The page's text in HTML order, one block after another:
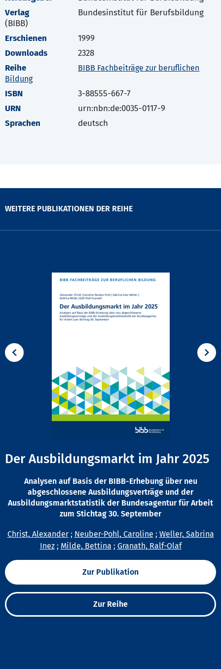
Verlag
Bundesinstitut für Berufsbildung
(BIBB)
Erschienen
1999
Downloads
2328
Reihe
BIBB Fachbeiträge zur beruflichen
Bildung
ISBN
3-88555-667-7
URN
urn:nbn:de:0035-0117-9
Sprachen
deutsch
WEITERE PUBLIKATIONEN DER REIHE
Der Ausbildungsmarkt im Jahr 2025
Analysen auf Basis der BIBB-Erhebung über neu
abgeschlossene Ausbildungsverträge und der
Ausbildungsmarktstatistik der Bundesagentur für Arbeit
zum Stichtag 30. September
Christ, Alexander; Neuber-Pohl, Caroline ; Weller, Sabrina
Inez; Milde, Bettina ; Granath, Ralf-Olaf
Zur Publikation
Zur Reihe